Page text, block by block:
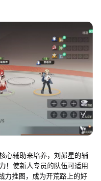
心辅助来培养，刘昴星的辅
！使新人专员的队伍可适用
力推图，成为开荒路上的好